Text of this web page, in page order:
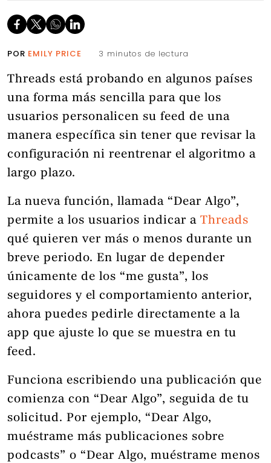
POR EMILY PRICE 3 minutos de lectura
Threads está probando en algunos países
una forma más sencilla para que los
usuarios personalicen su feed de una
manera específica sin tener que revisar la
configuración ni reentrenar el algoritmo a
largo plazo.
La nueva función, llamada “Dear Algo”,
permite a los usuarios indicar a Threads
qué quieren ver más o menos durante un
breve periodo. En lugar de depender
únicamente de los “me gusta”, los
seguidores y el comportamiento anterior,
ahora puedes pedirle directamente a la
app que ajuste lo que se muestra en tu
feed.
Funciona escribiendo una publicación que
comienza con “Dear Algo”, seguida de tu
solicitud. Por ejemplo, “Dear Algo,
muéstrame más publicaciones sobre
podcasts” o “Dear Algo, muéstrame menos